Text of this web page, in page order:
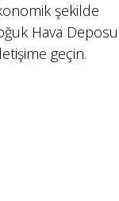
şekilde
Hava Deposu
geçin.